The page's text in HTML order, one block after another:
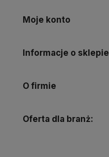
Moje konto
Informacje o sklepie
O firmie
Oferta dla branż: